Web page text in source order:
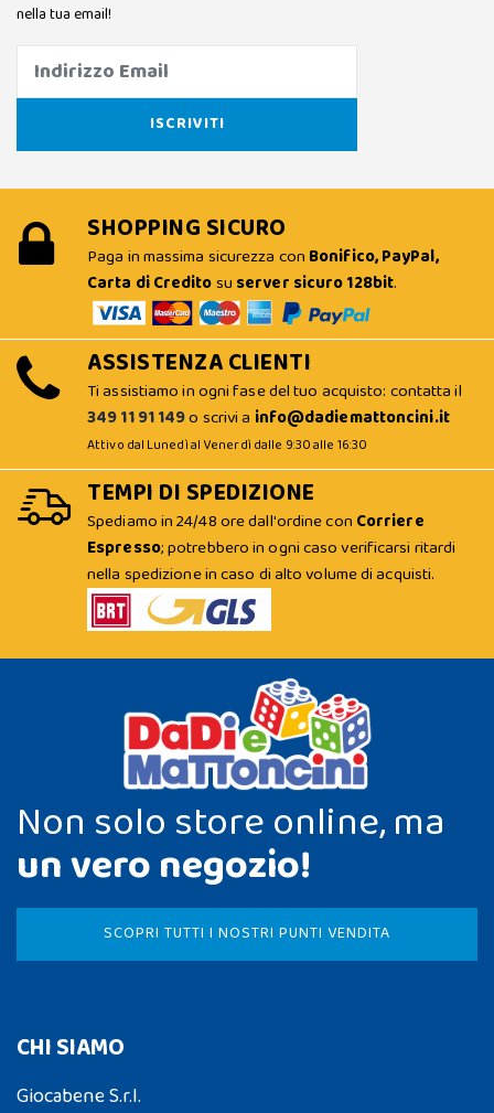
nella tua email!
SHOPPING SICURO
Paga in massima sicurezza con Bonifico, PayPal,
Carta di Creditosu server sicuro 128bit.
ASSISTENZA CLIENTI
Ti assistiamo in ogni fase del tuo acquisto: contatta il
349 11 91 149o scrivi a info@dadiemattoncini.it
Attivo dal Lunedì al Venerdì dalle 9:30 alle 16:30
TEMPI DI SPEDIZIONE
Spediamo in 24/48 ore dall'ordine con Corriere
Espresso; potrebbero in ogni caso verificarsi ritardi
nella spedizione in caso di alto volume di acquisti.
Non solo store online, ma
un vero negozio!
SCOPRI TUTTI I NOSTRI PUNTI VENDITA
CHI SIAMO
Giocabene S.r.l.